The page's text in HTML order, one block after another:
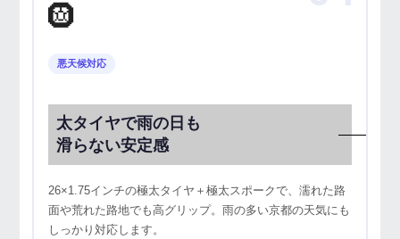
🛞
悪天候対応
太タイヤで雨の日も
滑らない安定感
26×1.75インチの極太タイヤ＋極太スポークで、濡れた路
面や荒れた路地でも高グリップ。雨の多い京都の天気にも
しっかり対応します。